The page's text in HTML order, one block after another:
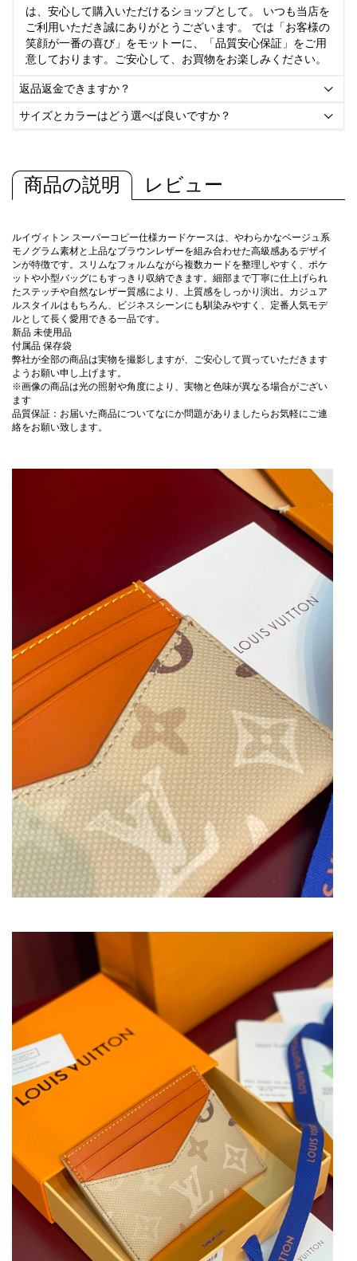
は、安心して購入いただけるショップとして。 いつも当店を
ご利用いただき誠にありがとうございます。 では「お客様の
笑顔が一番の喜び」をモットーに、「品質安心保証」をご用
意しております。ご安心して、お買物をお楽しみください。
返品返金できますか？ 
サイズとカラーはどう選べば良いですか？ 
商品の説明 レビュー
ルイヴィトン スーパーコピー仕様カードケースは、やわらかなベージュ系
モノグラム素材と上品なブラウンレザーを組み合わせた高級感あるデザイ
ンが特徴です。スリムなフォルムながら複数カードを整理しやすく、ポケ
ットや小型バッグにもすっきり収納できます。細部まで丁寧に仕上げられ
たステッチや自然なレザー質感により、上質感をしっかり演出。カジュア
ルスタイルはもちろん、ビジネスシーンにも馴染みやすく、定番人気モデ
ルとして長く愛用できる一品です。
新品 未使用品
付属品 保存袋
弊社が全部の商品は実物を撮影しますが、ご安心して買っていただきます
ようお願い申し上げます。
※画像の商品は光の照射や角度により、実物と色味が異なる場合がござい
ます
品質保証：お届いた商品についてなにか問題がありましたらお気軽にご連
絡をお願い致します。